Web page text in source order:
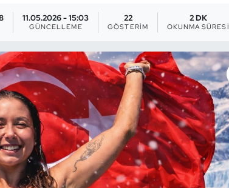
11.05.2026 - 15:03
GÜNCELLEME
22
GÖSTERIM
2 DK
OKUNMA SÜRESI